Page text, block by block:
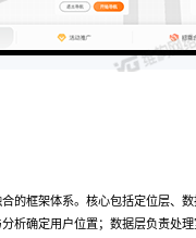
的框架体系。核心包括定位层、
析确定用户位置；数据层负责处